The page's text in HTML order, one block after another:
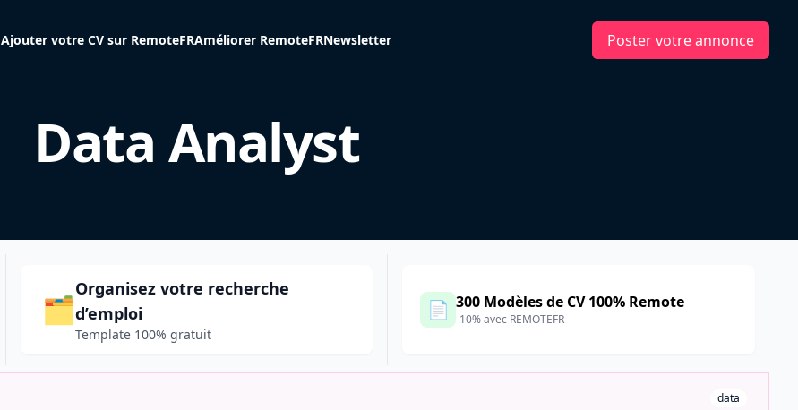
Ajouter votre CV sur RemoteFRAméliorer RemoteFRNewsletter Poster votre annonce
Data Analyst
🗂️
Organisez votre recherche
d’emploi
Template 100% gratuit
📄 300 Modèles de CV 100% Remote
-10% avec REMOTEFR
data